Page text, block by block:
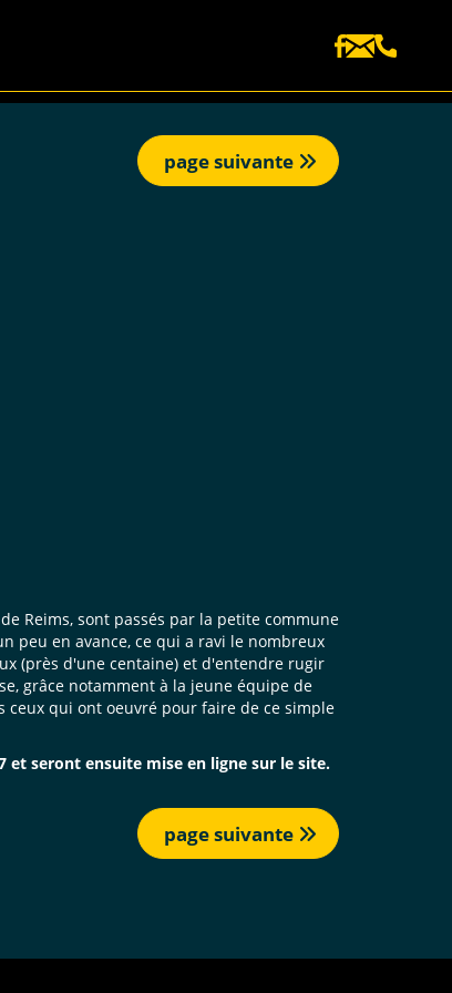
page suivante
Reims, sont passés par la petite commune
peu en avance, ce qui a ravi le nombreux
(près d'une centaine) et d'entendre rugir
grâce notamment à la jeune équipe de
ceux qui ont oeuvré pour faire de ce simple
et seront ensuite mise en ligne sur le site.
page suivante